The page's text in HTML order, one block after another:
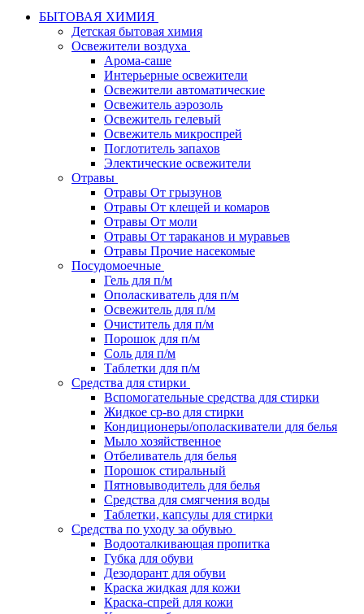
БЫТОВАЯ ХИМИЯ
Детская бытовая химия
Освежители воздуха
Арома-саше
Интерьерные освежители
Освежители автоматические
Освежитель аэрозоль
Освежитель гелевый
Освежитель микроспрей
Поглотитель запахов
Электические освежители
Отравы
Отравы От грызунов
Отравы От клещей и комаров
Отравы От моли
Отравы От тараканов и муравьев
Отравы Прочие насекомые
Посудомоечные
Гель для п/м
Ополаскиватель для п/м
Освежитель для п/м
Очиститель для п/м
Порошок для п/м
Соль для п/м
Таблетки для п/м
Средства для стирки
Вспомогательные средства для стирки
Жидкое ср-во для стирки
Кондиционеры/ополаскиватели для белья
Мыло хозяйственное
Отбеливатель для белья
Порошок стиральный
Пятновыводитель для белья
Средства для смягчения воды
Таблетки, капсулы для стирки
Средства по уходу за обувью
Водооталкивающая пропитка
Губка для обуви
Дезодорант для обуви
Краска жидкая для кожи
Краска-спрей для кожи